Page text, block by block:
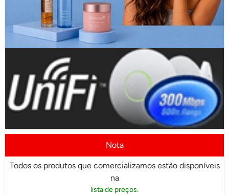
Nota
Todos os produtos que comercializamos estão disponíveis
na
lista de preços.